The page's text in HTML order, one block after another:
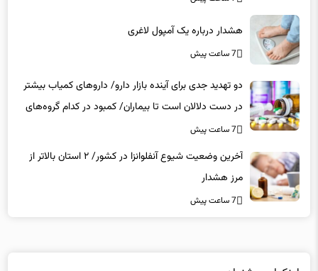
هشدار درباره یک آمپول لاغری
7 ساعت پیش
دو تهدید جدی برای آینده بازار دارو/ داروهای کمیاب بیشتر
در دست دلالان است تا بیماران/ کمبود در کدام گروه‌های
دارویی محسوس‌تر است؟
7 ساعت پیش
آخرین وضعیت شیوع آنفلوانزا در کشور/ ۲ استان بالاتر از
مرز هشدار
7 ساعت پیش